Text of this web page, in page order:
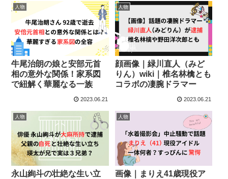
人物
牛尾治朗の娘と安部元首
相の意外な関係！家系図
で紐解く華麗なる一族
2023.06.21
人物
顔画像｜緑川直人（みど
りん）wiki｜椎名林檎とも
コラボの凄腕ドラマー
2023.06.21
人物
永山絢斗の壮絶な生い立
人物
画像｜まりえ41歳現役ア